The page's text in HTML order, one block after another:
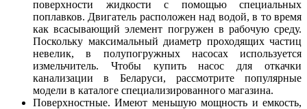
поверхности жидкости с помощью специальных
поплавков. Двигатель расположен над водой, в то время
как всасывающий элемент погружен в рабочую среду.
Поскольку максимальный диаметр проходящих частиц
невелик, в полупогружных насосах используется
измельчитель. Чтобы купить насос для откачки
канализации в Беларуси, рассмотрите популярные
модели в каталоге специализированного магазина.
Поверхностные. Имеют меньшую мощность и емкость,